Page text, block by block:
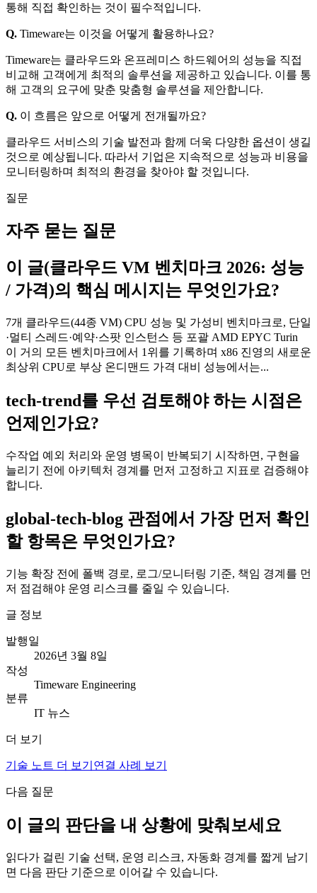
통해 직접 확인하는 것이 필수적입니다.
Q. Timeware는 이것을 어떻게 활용하나요?
Timeware는 클라우드와 온프레미스 하드웨어의 성능을 직접
비교해 고객에게 최적의 솔루션을 제공하고 있습니다. 이를 통
해 고객의 요구에 맞춘 맞춤형 솔루션을 제안합니다.
Q. 이 흐름은 앞으로 어떻게 전개될까요?
클라우드 서비스의 기술 발전과 함께 더욱 다양한 옵션이 생길
것으로 예상됩니다. 따라서 기업은 지속적으로 성능과 비용을
모니터링하며 최적의 환경을 찾아야 할 것입니다.
질문
자주 묻는 질문
이 글(클라우드 VM 벤치마크 2026: 성능
/ 가격)의 핵심 메시지는 무엇인가요?
7개 클라우드(44종 VM) CPU 성능 및 가성비 벤치마크로, 단일
·멀티 스레드·예약·스팟 인스턴스 등 포괄 AMD EPYC Turin
이 거의 모든 벤치마크에서 1위를 기록하며 x86 진영의 새로운
최상위 CPU로 부상 온디맨드 가격 대비 성능에서는...
tech-trend를 우선 검토해야 하는 시점은
언제인가요?
수작업 예외 처리와 운영 병목이 반복되기 시작하면, 구현을
늘리기 전에 아키텍처 경계를 먼저 고정하고 지표로 검증해야
합니다.
global-tech-blog 관점에서 가장 먼저 확인
할 항목은 무엇인가요?
기능 확장 전에 폴백 경로, 로그/모니터링 기준, 책임 경계를 먼
저 점검해야 운영 리스크를 줄일 수 있습니다.
글 정보
발행일
2026년 3월 8일
작성
Timeware Engineering
분류
IT 뉴스
더 보기
기술 노트 더 보기 연결 사례 보기
다음 질문
이 글의 판단을 내 상황에 맞춰보세요
읽다가 걸린 기술 선택, 운영 리스크, 자동화 경계를 짧게 남기
면 다음 판단 기준으로 이어갈 수 있습니다.